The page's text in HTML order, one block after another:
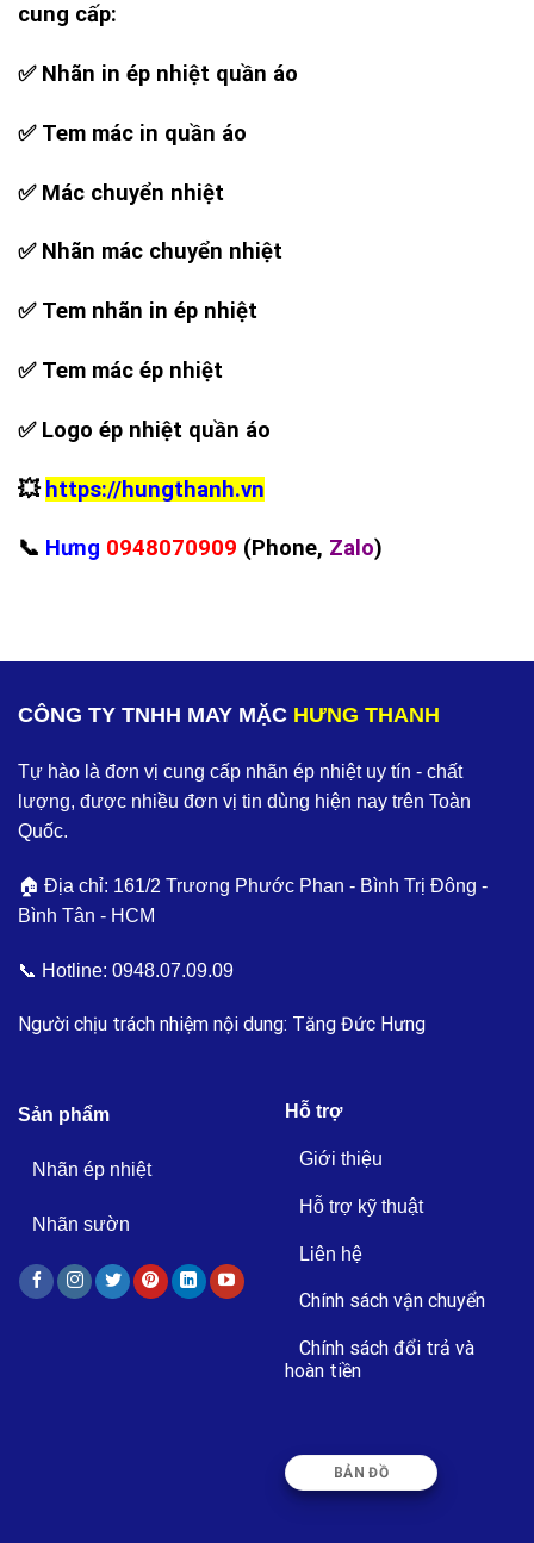
cung cấp:
✅ Nhãn in ép nhiệt quần áo
✅ Tem mác in quần áo
✅ Mác chuyển nhiệt
✅ Nhãn mác chuyển nhiệt
✅ Tem nhãn in ép nhiệt
✅ Tem mác ép nhiệt
✅ Logo ép nhiệt quần áo
💥https://hungthanh.vn
📞 Hưng 0948070909 (Phone, Zalo)
CÔNG TY TNHH MAY MẶC HƯNG THANH
Tự hào là đơn vị cung cấp nhãn ép nhiệt uy tín - chất
lượng, được nhiều đơn vị tin dùng hiện nay trên Toàn
Quốc.
🏠 Địa chỉ: 161/2 Trương Phước Phan - Bình Trị Đông -
Bình Tân - HCM
📞 Hotline: 0948.07.09.09
Người chịu trách nhiệm nội dung: Tăng Đức Hưng
Sản phẩm
Nhãn ép nhiệt
Nhãn sườn
Hỗ trợ
Giới thiệu
Hỗ trợ kỹ thuật
Liên hệ
Chính sách vận chuyển
Chính sách đổi trả và
hoàn tiền
BẢN ĐỒ